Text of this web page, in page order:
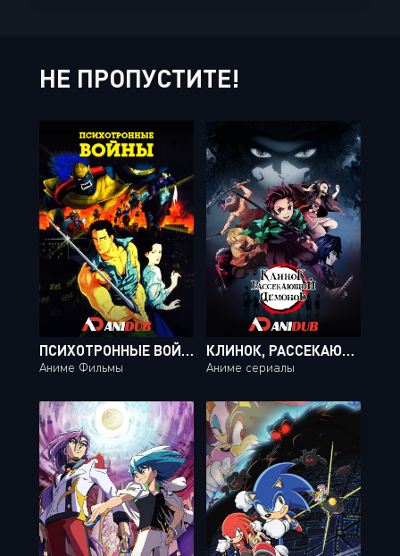
НЕ ПРОПУСТИТЕ!
ПСИХОТРОННЫЕ ВОЙНЫ / SOUJUU SENSHI PSYCHIC WARS [MOVIE]
Аниме Фильмы
КЛИНОК, РАССЕКАЮЩИЙ ДЕМОНОВ / KIMETSU NO YAIBA [26 ИЗ 26]
Аниме сериалы